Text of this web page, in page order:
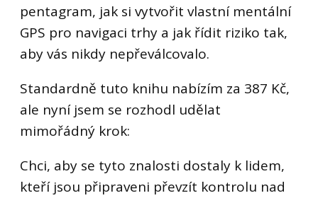
pentagram, jak si vytvořit vlastní mentální
GPS pro navigaci trhy a jak řídit riziko tak,
aby vás nikdy nepřeválcovalo.
Standardně tuto knihu nabízím za 387 Kč,
ale nyní jsem se rozhodl udělat
mimořádný krok:
Chci, aby se tyto znalosti dostaly k lidem,
kteří jsou připraveni převzít kontrolu nad